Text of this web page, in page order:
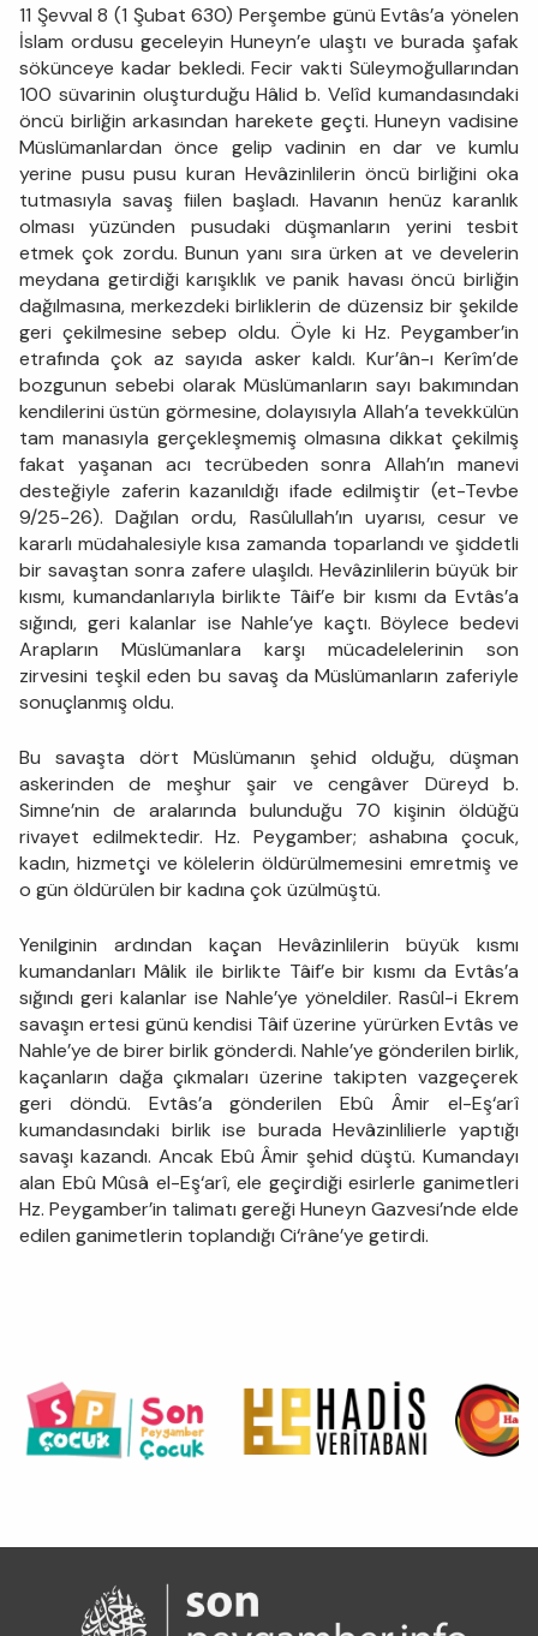
11 Şevval 8 (1 Şubat 630) Perşembe günü Evtâs’a yönelen
İslam ordusu geceleyin Huneyn’e ulaştı ve burada şafak
sökünceye kadar bekledi. Fecir vakti Süleymoğullarından
100 süvarinin oluşturduğu Hâlid b. Velîd kumandasındaki
öncü birliğin arkasından harekete geçti. Huneyn vadisine
Müslümanlardan önce gelip vadinin en dar ve kumlu
yerine pusu pusu kuran Hevâzinlilerin öncü birliğini oka
tutmasıyla savaş fiilen başladı. Havanın henüz karanlık
olması yüzünden pusudaki düşmanların yerini tesbit
etmek çok zordu. Bunun yanı sıra ürken at ve develerin
meydana getirdiği karışıklık ve panik havası öncü birliğin
dağılmasına, merkezdeki birliklerin de düzensiz bir şekilde
geri çekilmesine sebep oldu. Öyle ki Hz. Peygamber’in
etrafında çok az sayıda asker kaldı. Kur’ân-ı Kerîm’de
bozgunun sebebi olarak Müslümanların sayı bakımından
kendilerini üstün görmesine, dolayısıyla Allah’a tevekkülün
tam manasıyla gerçekleşmemiş olmasına dikkat çekilmiş
fakat yaşanan acı tecrübeden sonra Allah’ın manevi
desteğiyle zaferin kazanıldığı ifade edilmiştir (et-Tevbe
9/25-26). Dağılan ordu, Rasûlullah’ın uyarısı, cesur ve
kararlı müdahalesiyle kısa zamanda toparlandı ve şiddetli
bir savaştan sonra zafere ulaşıldı. Hevâzinlilerin büyük bir
kısmı, kumandanlarıyla birlikte Tâif’e bir kısmı da Evtâs’a
sığındı, geri kalanlar ise Nahle’ye kaçtı. Böylece bedevi
Arapların Müslümanlara karşı mücadelelerinin son
zirvesini teşkil eden bu savaş da Müslümanların zaferiyle
sonuçlanmış oldu.
Bu savaşta dört Müslümanın şehid olduğu, düşman
askerinden de meşhur şair ve cengâver Düreyd b.
Simne’nin de aralarında bulunduğu 70 kişinin öldüğü
rivayet edilmektedir. Hz. Peygamber; ashabına çocuk,
kadın, hizmetçi ve kölelerin öldürülmemesini emretmiş ve
o gün öldürülen bir kadına çok üzülmüştü.
Yenilginin ardından kaçan Hevâzinlilerin büyük kısmı
kumandanları Mâlik ile birlikte Tâif’e bir kısmı da Evtâs’a
sığındı geri kalanlar ise Nahle’ye yöneldiler. Rasûl-i Ekrem
savaşın ertesi günü kendisi Tâif üzerine yürürken Evtâs ve
Nahle’ye de birer birlik gönderdi. Nahle’ye gönderilen birlik,
kaçanların dağa çıkmaları üzerine takipten vazgeçerek
geri döndü. Evtâs’a gönderilen Ebû Âmir el-Eş‘arî
kumandasındaki birlik ise burada Hevâzinlilierle yaptığı
savaşı kazandı. Ancak Ebû Âmir şehid düştü. Kumandayı
alan Ebû Mûsâ el-Eş‘arî, ele geçirdiği esirlerle ganimetleri
Hz. Peygamber’in talimatı gereği Huneyn Gazvesi’nde elde
edilen ganimetlerin toplandığı Ci‘râne’ye getirdi.